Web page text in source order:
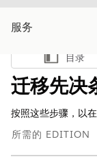
服务
显示目录
目录
迁移先决
按照这些步骤，以
所需的 EDITION